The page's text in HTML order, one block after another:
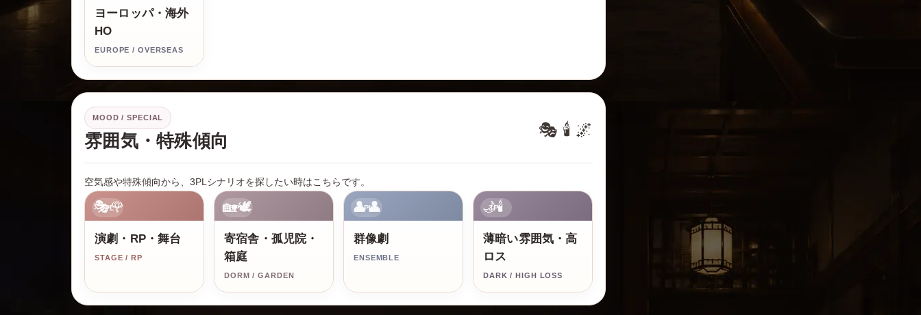
ヨーロッパ・海外
HO
EUROPE / OVERSEAS
MOOD / SPECIAL
雰囲気・特殊傾向
🎭 🕯️ 🌌
空気感や特殊傾向から、3PLシナリオを探したい時はこちらです。
3PL
🎭🌹
演劇・RP・舞台
STAGE / RP
3PL
🏡🕊️
寄宿舎・孤児院・
箱庭
DORM / GARDEN
3PL
👤👤
群像劇
ENSEMBLE
3PL
🌙🕯️
薄暗い雰囲気・高
ロス
DARK / HIGH LOSS